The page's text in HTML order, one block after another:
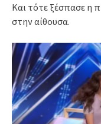
Και τότε ξέσπασε η
στην αίθουσα.